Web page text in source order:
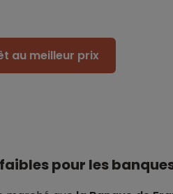
au meilleur prix
pour les